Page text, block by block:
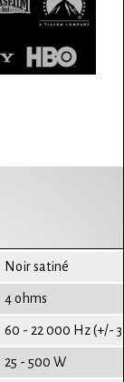
Noir satiné
4 ohms
60 - 22 000 Hz (+/-
25 - 500 W